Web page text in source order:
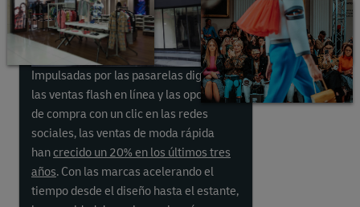
VER AHORA, COMPRAR
AHORA
Impulsadas por las pasarelas digitales,
las ventas flash en línea y las opciones
de compra con un clic en las redes
sociales, las ventas de moda rápida
hancrecido un 20% en los últimos tres
años. Con las marcas acelerando el
tiempo desde el diseño hasta el estante,